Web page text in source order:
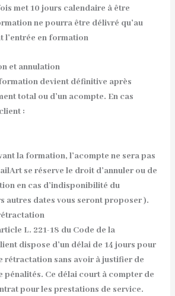
met 10 jours calendaire à être
ne pourra être délivré qu’au
l’entrée en formation
et annulation
devient définitive après
total ou d’un acompte. En cas
:
la formation, l’acompte ne sera pas
se réserve le droit d’annuler ou de
en cas d’indisponibilité du
autres dates vous seront proposer ).
L. 221-18 du Code de la
dispose d’un délai de 14 jours pour
rétractation sans avoir à justifier de
pénalités. Ce délai court à compter de
pour les prestations de service.